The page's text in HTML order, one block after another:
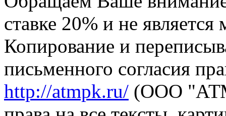
ставке 20% и не
Копирование и
письменного согласия
http://atmpk.ru/ (ООО